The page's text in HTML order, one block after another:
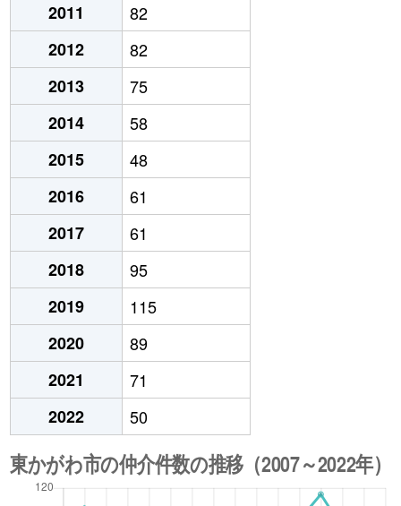
2011
82
2012
82
2013
75
2014
58
2015
48
2016
61
2017
61
2018
95
2019
115
2020
89
2021
71
2022
50